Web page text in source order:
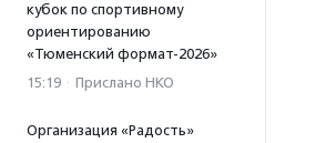
кубок по спортивному
ориентированию
«Тюменский формат-2026»
15:19 · Прислано НКО
Организация «Радость»